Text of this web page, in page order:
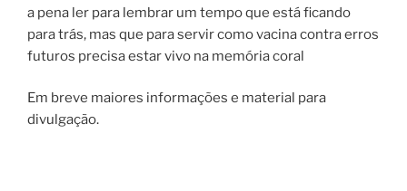
a pena ler para lembrar um tempo que está ficando
para trás, mas que para servir como vacina contra erros
futuros precisa estar vivo na memória coral
Em breve maiores informações e material para
divulgação.